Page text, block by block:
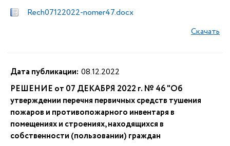
Rech07122022-nomer47.docx
Скачать
Дата публикации: 08.12.2022
РЕШЕНИЕ от 07 ДЕКАБРЯ 2022 г. № 46 "Об
утверждении перечня первичных средств тушения
пожаров и противопожарного инвентаря в
помещениях и строениях, находящихся в
собственности (пользовании) граждан